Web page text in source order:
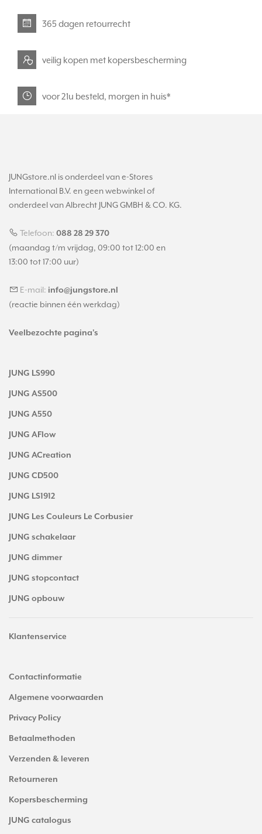
365 dagen retourrecht
veilig kopen met kopersbescherming
voor 21u besteld, morgen in huis*
JUNGstore.nl is onderdeel van e-Stores
International B.V. en geen webwinkel of
onderdeel van Albrecht JUNG GMBH & CO. KG.
Telefoon: 088 28 29 370
(maandag t/m vrijdag, 09:00 tot 12:00 en
13:00 tot 17:00 uur)
E-mail: info@jungstore.nl
(reactie binnen één werkdag)
Veelbezochte pagina's
JUNG LS990
JUNG AS500
JUNG A550
JUNG AFlow
JUNG ACreation
JUNG CD500
JUNG LS1912
JUNG Les Couleurs Le Corbusier
JUNG schakelaar
JUNG dimmer
JUNG stopcontact
JUNG opbouw
Klantenservice
Contactinformatie
Algemene voorwaarden
Privacy Policy
Betaalmethoden
Verzenden & leveren
Retourneren
Kopersbescherming
JUNG catalogus